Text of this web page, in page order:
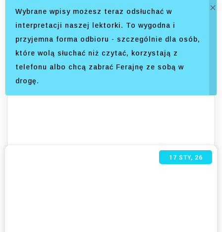
Wybrane wpisy możesz teraz odsłuchać w
interpretacji naszej lektorki. To wygodna i
przyjemna forma odbioru - szczególnie dla osób,
które wolą słuchać niż czytać, korzystają z
telefonu albo chcą zabrać Ferajnę ze sobą w
drogę.
17 STY, 26